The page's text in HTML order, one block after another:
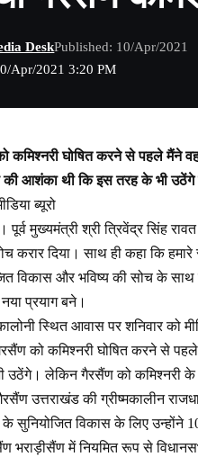
Apr/2021 3:20 PM
DeskPublished: 10/Apr/2021
कमिश्नरी घोषित करने से पहले मैंने
की आशंका थी कि इस तरह के भी उठेंगे
ब्यूरो
पूर्व मुख्यमंत्री श्री त्रिवेंद्र सिंह
करार दिया। साथ ही कहा कि हमारे
विकास और भविष्य की सोच के
प्रयाग बने।
स्थित आवास पर शनिवार को
को कमिश्नरी घोषित करने से
उठेंगे। लेकिन गैरसैंण को कमिश्नरी के
उत्तराखंड की ग्रीष्मकालीन
के सुनियोजित विकास के लिए
भराड़ीसैंण में नियमित रूप से